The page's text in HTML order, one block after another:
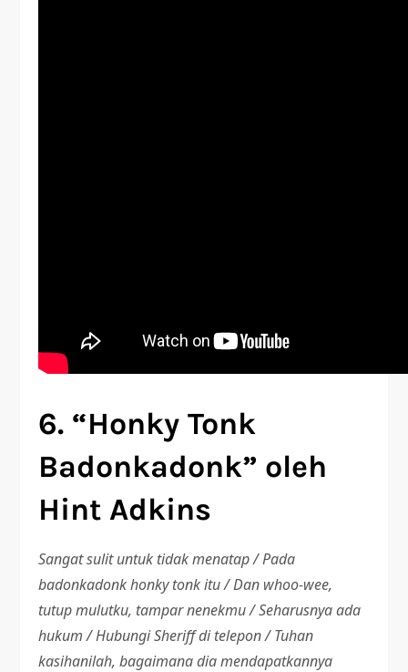
6. “Honky Tonk
Badonkadonk” oleh
Hint Adkins
Sangat sulit untuk tidak menatap / Pada
badonkadonk honky tonk itu / Dan whoo-wee,
tutup mulutku, tampar nenekmu / Seharusnya ada
hukum / Hubungi Sheriff di telepon / Tuhan
kasihanilah, bagaimana dia mendapatkannya